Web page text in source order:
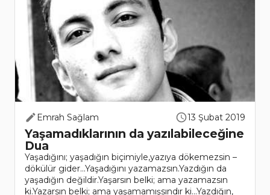
Emrah Sağlam 13 Şubat 2019
Yaşamadıklarının da yazılabileceğine
Dua
Yaşadığını; yaşadığın biçimiyle,yazıya dökemezsin –
dökülür gider...Yaşadığını yazamazsın.Yazdığın da
yaşadığın değildir.Yaşarsın belki; ama yazamazsın
ki.Yazarsın belki; ama yaşamamışsındır ki...Yazdığın,